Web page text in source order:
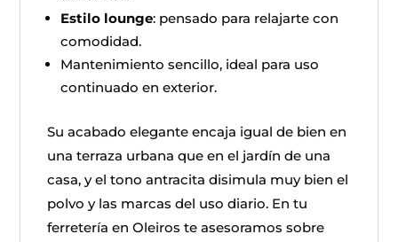
Estilo lounge: pensado para relajarte con
comodidad.
Mantenimiento sencillo, ideal para uso
continuado en exterior.
Su acabado elegante encaja igual de bien en
una terraza urbana que en el jardín de una
casa, y el tono antracita disimula muy bien el
polvo y las marcas del uso diario. En tu
ferretería en Oleiros te asesoramos sobre